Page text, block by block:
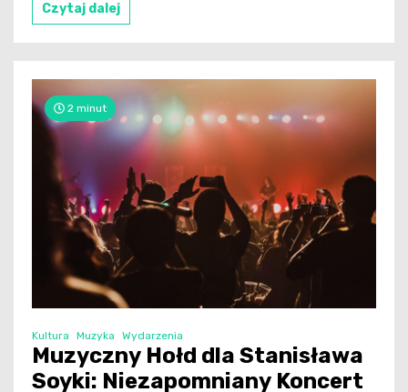
Czytaj dalej
2 minut
Kultura Muzyka Wydarzenia
Muzyczny Hołd dla Stanisława
Soyki: Niezapomniany Koncert